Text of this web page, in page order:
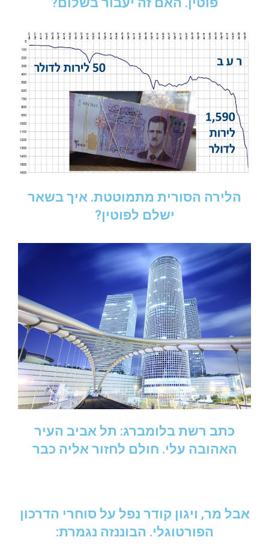
הלירה הסורית מתמוטטת. איך בשאר
ישלם לפוטין?
כתב רשת בלומברג: תל אביב העיר
האהובה עלי. חולם לחזור אליה כבר
אבל מר, ויגון קודר נפל על סוחרי הדרכון
הפורטוגלי. הבוננזה נגמרת: